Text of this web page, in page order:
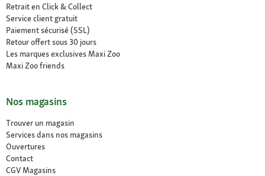
Retrait en Click & Collect
Service client gratuit
Paiement sécurisé (SSL)
Retour offert sous 30 jours
Les marques exclusives Maxi Zoo
Maxi Zoo friends
Nos magasins
Trouver un magasin
Services dans nos magasins
Ouvertures
Contact
CGV Magasins